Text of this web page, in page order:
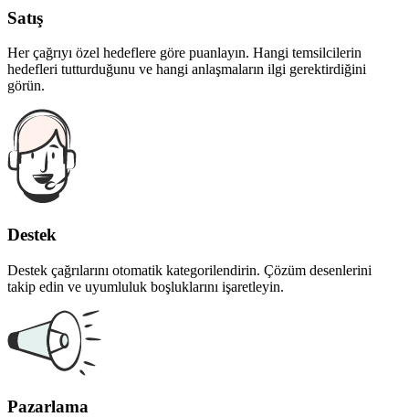
Satış
Her çağrıyı özel hedeflere göre puanlayın. Hangi temsilcilerin
hedefleri tutturduğunu ve hangi anlaşmaların ilgi gerektirdiğini
görün.
Destek
Destek çağrılarını otomatik kategorilendirin. Çözüm desenlerini
takip edin ve uyumluluk boşluklarını işaretleyin.
Pazarlama